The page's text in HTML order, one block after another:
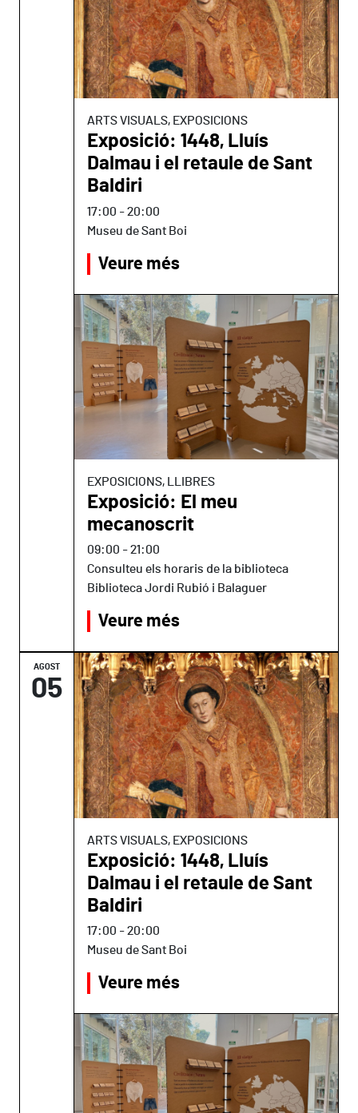
ARTS VISUALS, EXPOSICIONS
Exposició: 1448, Lluís
Dalmau i el retaule de Sant
Baldiri
17:00 -20:00
Museu de Sant Boi
Veure més
EXPOSICIONS, LLIBRES
Exposició: El meu
mecanoscrit
09:00 -21:00
Consulteu els horaris de la biblioteca
Biblioteca Jordi Rubió i Balaguer
Veure més
AGOST
05
ARTS VISUALS, EXPOSICIONS
Exposició: 1448, Lluís
Dalmau i el retaule de Sant
Baldiri
17:00 -20:00
Museu de Sant Boi
Veure més